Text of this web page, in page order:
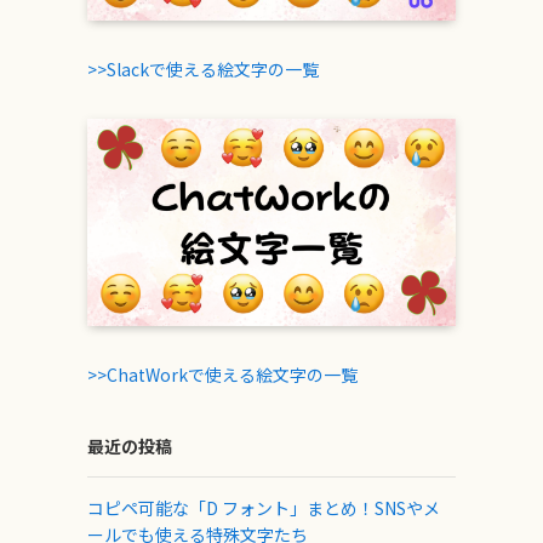
>>Slackで使える絵文字の一覧
>>ChatWorkで使える絵文字の一覧
最近の投稿
コピペ可能な「D フォント」まとめ！SNSやメ
ールでも使える特殊文字たち